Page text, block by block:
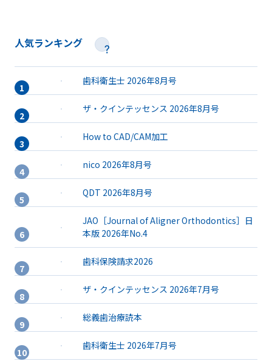
人気ランキング
歯科衛生士 2026年8月号
ザ・クインテッセンス 2026年8月号
How to CAD/CAM加工
nico 2026年8月号
QDT 2026年8月号
JAO［Journal of Aligner Orthodontics］日
本版 2026年No.4
歯科保険請求2026
ザ・クインテッセンス 2026年7月号
総義歯治療読本
歯科衛生士 2026年7月号